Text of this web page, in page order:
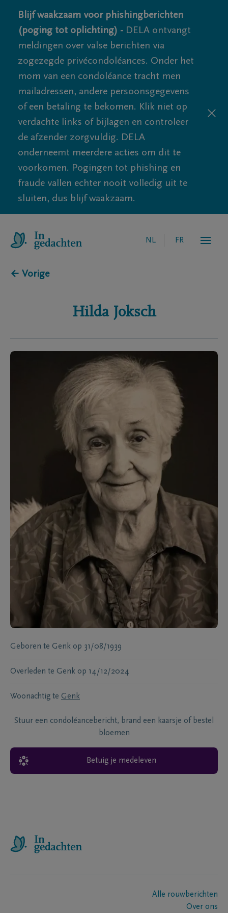
Blijf waakzaam voor phishingberichten
(poging tot oplichting) - DELA ontvangt
meldingen over valse berichten via
zogezegde privécondoléances. Onder het
mom van een condoléance tracht men
mailadressen, andere persoonsgegevens
of een betaling te bekomen. Klik niet op
verdachte links of bijlagen en controleer
de afzender zorgvuldig. DELA
onderneemt meerdere acties om dit te
voorkomen. Pogingen tot phishing en
fraude vallen echter nooit volledig uit te
sluiten, dus blijf waakzaam.
NL FR
← Vorige
Hilda Joksch
Geboren te Genk op 31/08/1939
Overleden te Genk op 14/12/2024
Woonachtig te Genk
Stuur een condoléancebericht, brand een kaarsje of bestel
bloemen
Betuig je medeleven
Alle rouwberichten
Over ons